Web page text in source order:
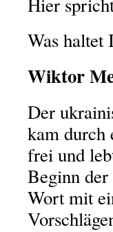
Was haltet
Wiktor
Der
kam durch
frei und
Beginn
Wort mit